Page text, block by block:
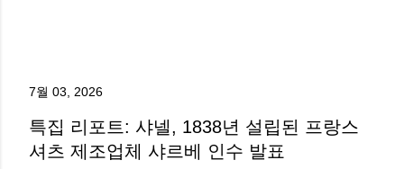
7월 03, 2026
특집 리포트: 샤넬, 1838년 설립된 프랑스
셔츠 제조업체 샤르베 인수 발표